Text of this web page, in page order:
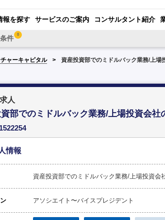
報を探す サービスのご案内 コンサルタント紹介
件 0
ャーキャピタル 資産投資部でのミドルバック業務/上場
人
部でのミドルバック業務/上場投資会社
情報
資産投資部でのミドルバック業務/上場投資会
アソシエイト〜バイスプレジデント